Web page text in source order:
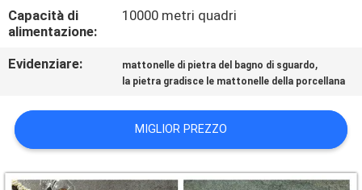
MAPPA
DEL
SITO
POLITICA
SULLA
PRIVACY
Capacità di
alimentazione:
10000 metri quadri
Evidenziare: mattonelle di pietra del bagno di sguardo,
la pietra gradisce le mattonelle della porcellana
MIGLIOR PREZZO